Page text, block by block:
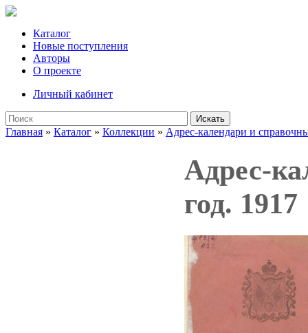
Каталог
Новые поступления
Авторы
О проекте
Личный кабинет
Искать
Главная » Каталог » Коллекции » Адрес-календари и
Адрес-
год. 1917